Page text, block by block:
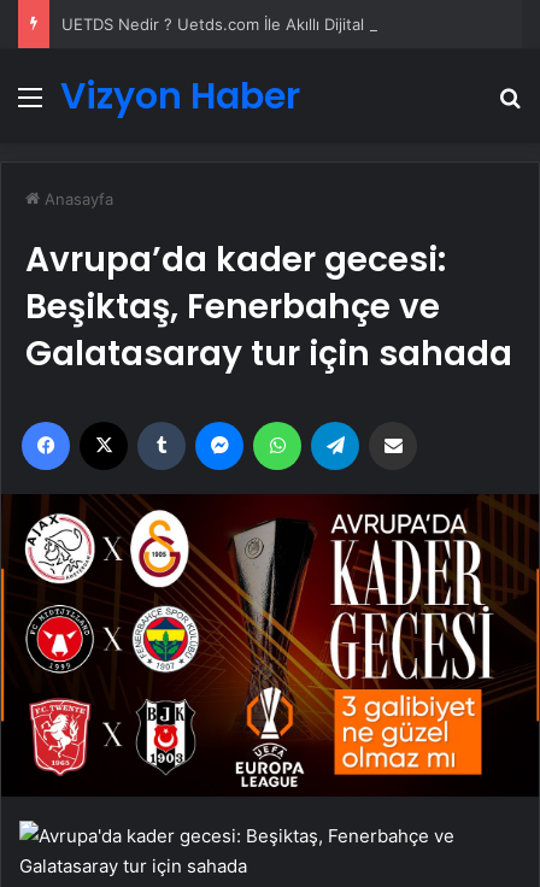
Menü
Vizyon Haber
Anasayfa
Avrupa’da kader gecesi:
Beşiktaş, Fenerbahçe ve
Galatasaray tur için sahada
Facebook Tumblr MessengerWhatsApp